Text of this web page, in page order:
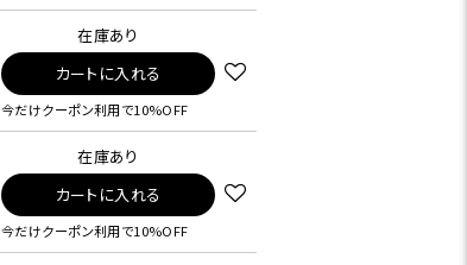
在庫あり
カートに入れる
今だけクーポン利用で10%OFF
在庫あり
カートに入れる
今だけクーポン利用で10%OFF